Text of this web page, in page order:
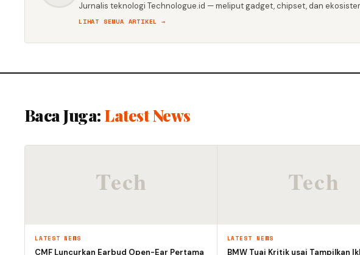
Jurnalis teknologi Technologue.id — meliput gadget, chipset, dan
LIHAT SEMUA ARTIKEL →
Baca Juga: Latest News
LATEST NEWS
CMF Luncurkan Earbud Open-Ear Pertama
LATEST NEWS
BMW Tuai Kritik usai Tampilkan